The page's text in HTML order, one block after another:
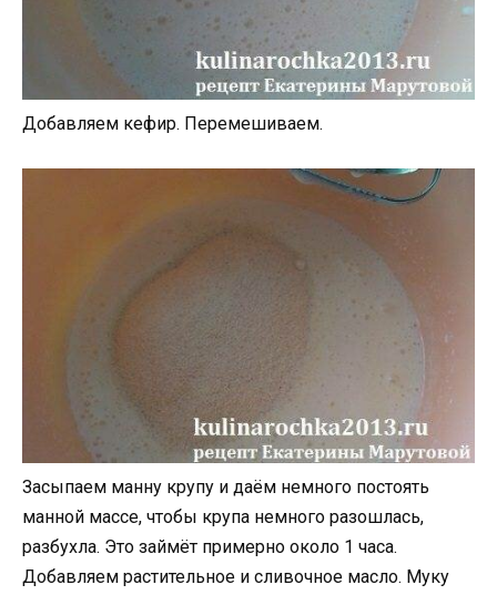
Добавляем кефир. Перемешиваем.
Засыпаем манну крупу и даём немного постоять
манной массе, чтобы крупа немного разошлась,
разбухла. Это займёт примерно около 1 часа.
Добавляем растительное и сливочное масло. Муку